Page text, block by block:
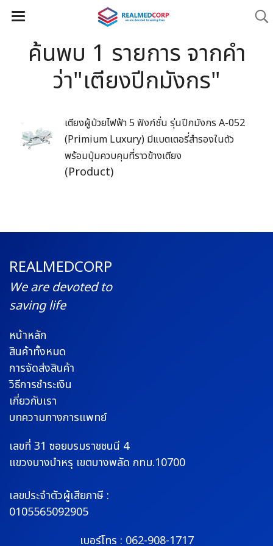
ค้นพบ 1 รายการ จากคำ
ว่า"เตียงปีกมังกร"
เตียงผู้ป่วยไฟฟ้า 5 ฟังก์ชั่น รุ่นปีกมังกร A-052
(Primium Luxury) มีแบตเตอรี่สำรองในตัว
พร้อมปุ่มควบคุมที่ราวข้างเตียง
(Product)
REALMEDCORP
We are devoted to
saving life
หน้าหลัก
สินค้าทั้งหมด
การจัดส่งสินค้า
วิธีการชำระเงิน
เกี่ยวกับเรา
บทความทางการแพทย์
เลขที่ 31 ซอยบรมราชชนนี 4
แขวงบางบำหรุ เขตบางพลัด กทม.10700
เลขประจำตัวผู้เสียภาษี :
0105565092905
เบอร์โทร : 062-908-1717